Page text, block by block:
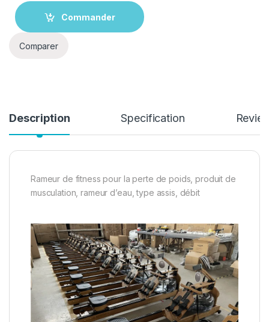
Commander
Comparer
Description Specification
Rameur de fitness pour la perte de poids, produit de
musculation, rameur d’eau, type assis, débit